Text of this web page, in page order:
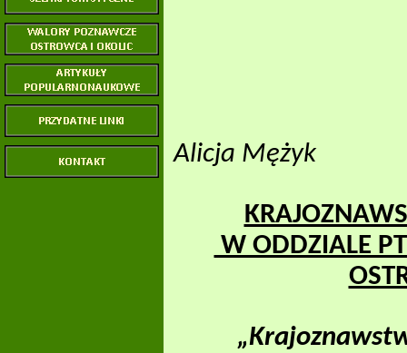
Alicja Mężyk
W ODDZIALE